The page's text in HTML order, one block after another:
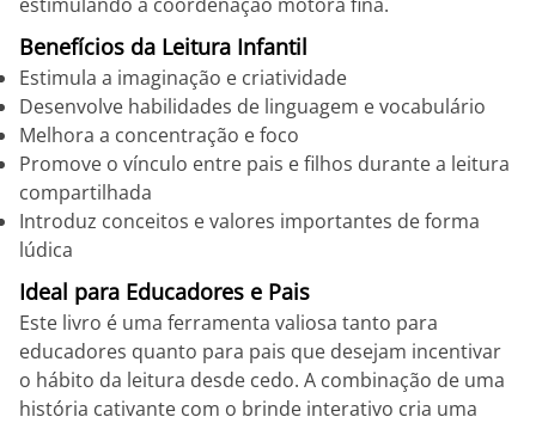
Benefícios da Leitura Infantil
Estimula a imaginação e criatividade
Desenvolve habilidades de linguagem e vocabulário
Melhora a concentração e foco
Promove o vínculo entre pais e filhos durante a leitura
compartilhada
Introduz conceitos e valores importantes de forma
lúdica
Ideal para Educadores e Pais
Este livro é uma ferramenta valiosa tanto para
educadores quanto para pais que desejam incentivar
o hábito da leitura desde cedo. A combinação de uma
história cativante com o brinde interativo cria uma